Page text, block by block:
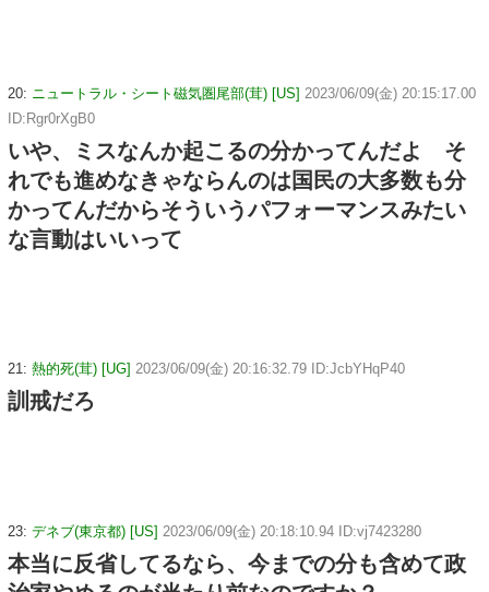
20: ニュートラル・シート磁気圏尾部(茸) [US] 2023/06/09(金) 20:15:17.00
ID:Rgr0rXgB0
いや、ミスなんか起こるの分かってんだよ そ
れでも進めなきゃならんのは国民の大多数も分
かってんだからそういうパフォーマンスみたい
な言動はいいって
21: 熱的死(茸) [UG] 2023/06/09(金) 20:16:32.79 ID:JcbYHqP40
訓戒だろ
23: デネブ(東京都) [US] 2023/06/09(金) 20:18:10.94 ID:vj7423280
本当に反省してるなら、今までの分も含めて政